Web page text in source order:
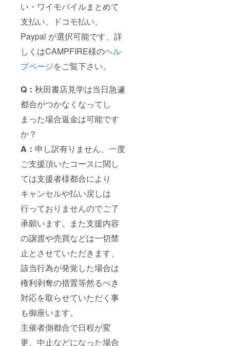
い・ワイモバイルまとめて
支払い、ドコモ払い、
Paypal が選択可能です、詳
しくはCAMPFIRE様のヘル
プページをご覧下さい。
Q： 秋田書店見学は当日急遽
都合がつかなくなってし
まった場合返金は可能です
か？
A： 申し訳有りません、一度
ご支援頂いたコースに関し
ては支援者様都合により
キャンセルや払い戻しは
行っておりませんのでご了
承願います。また支援内容
の譲渡や売買などは一切禁
止とさせていただきます、
該当行為が発覚した場合は
権利剥奪の措置等然るべき
対応を取らせていただく事
も御座います。
主催者側都合で日程が変
更、中止などになった場合